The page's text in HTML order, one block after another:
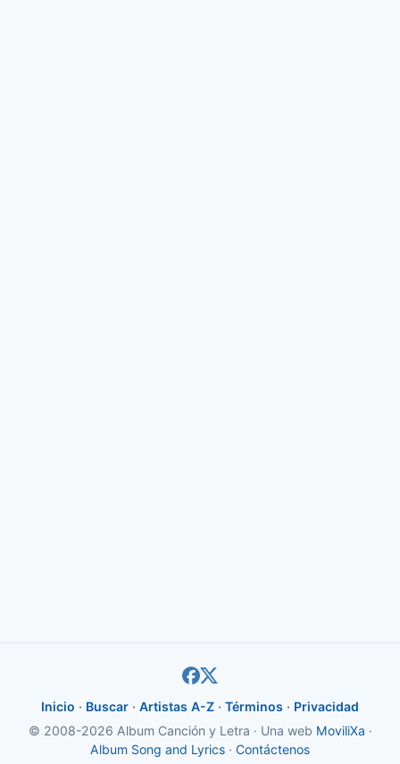
Inicio · Buscar · Artistas A-Z · Términos · Privacidad
© 2008-2026 Album Canción y Letra · Una web MoviliXa ·
Album Song and Lyrics · Contáctenos